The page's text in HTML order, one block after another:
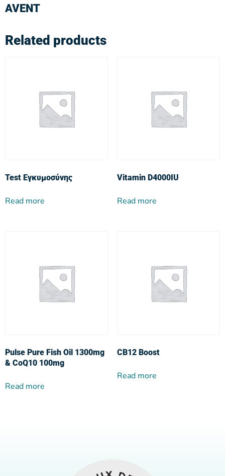
AVENT
Related products
Test Εγκυμοσύνης
Read more
Vitamin D4000IU
Read more
Pulse Pure Fish Oil 1300mg
& CoQ10 100mg
Read more
CB12 Boost
Read more